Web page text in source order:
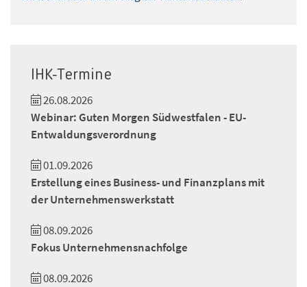
IHK-Termine
26.08.2026
Webinar: Guten Morgen Südwestfalen - EU-
Entwaldungsverordnung
01.09.2026
Erstellung eines Business- und Finanzplans mit
der Unternehmenswerkstatt
08.09.2026
Fokus Unternehmensnachfolge
08.09.2026